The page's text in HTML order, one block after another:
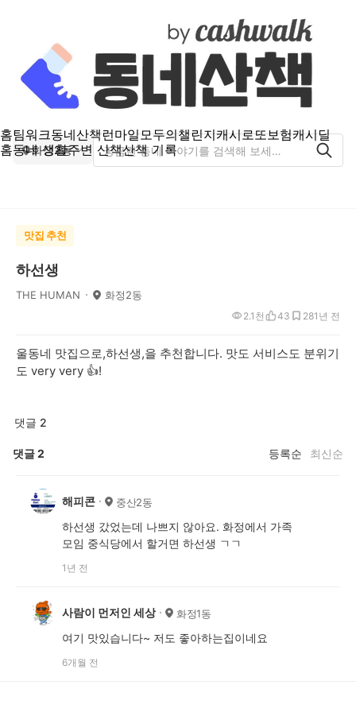
홈팀워크동네산책런마일모두의챌린지캐시로또보험캐시딜
홈동네 생활주변 산책산책 기록
화정2동
맛집 추천
하선생
THE HUMAN 화정2동
1년 전
2.1천 43 28
울동네 맛집으로,하선생,을 추천합니다. 맛도 서비스도 분위기
도 very very 👍!
댓글 2
댓글2 등록순 최신순
해피콘 중산2동
하선생 갔었는데 나쁘지 않아요. 화정에서 가족
모임 중식당에서 할거면 하선생 ㄱㄱ
1년 전
사람이 먼저인 세상 화정1동
여기 맛있습니다~ 저도 좋아하는집이네요
6개월 전